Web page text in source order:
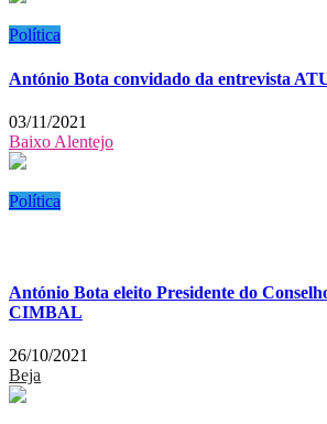
Política
António Bota convidado da entrevista
03/11/2021
Baixo Alentejo
Política
António Bota eleito Presidente do
CIMBAL
26/10/2021
Beja